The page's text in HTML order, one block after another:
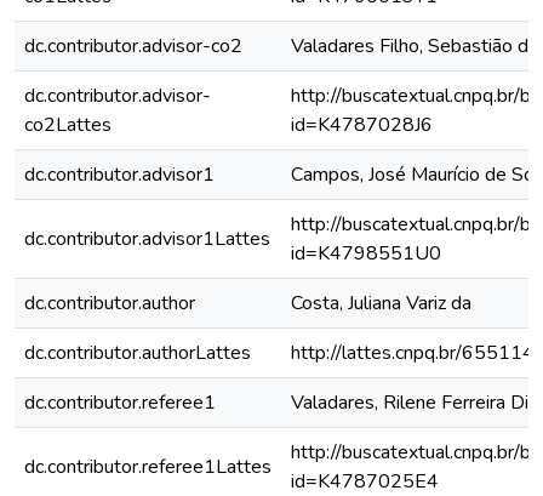
dc.contributor.advisor-co2
Valadares Filho, Sebastião
dc.contributor.advisor-
co2Lattes
http://buscatextual.cnpq.br/
id=K4787028J6
dc.contributor.advisor1
Campos, José Maurício de
dc.contributor.advisor1Lattes
http://buscatextual.cnpq.br/
id=K4798551U0
dc.contributor.author
Costa, Juliana Variz da
dc.contributor.authorLattes
http://lattes.cnpq.br/
dc.contributor.referee1
Valadares, Rilene Ferreira
dc.contributor.referee1Lattes
http://buscatextual.cnpq.br/
id=K4787025E4